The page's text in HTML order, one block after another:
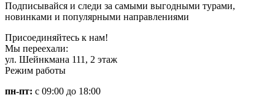
Подписывайся и следи за самыми выгодными турами,
новинками и популярными направлениями
Присоединяйтесь к нам!
Мы переехали:
ул. Шейнкмана 111, 2 этаж
Режим работы
пн-пт: с 09:00 до 18:00